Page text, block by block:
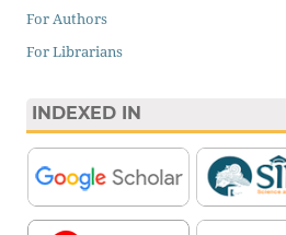
For Authors
For Librarians
INDEXED IN